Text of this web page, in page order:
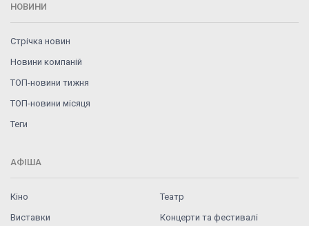
НОВИНИ
Стрічка новин
Новини компаній
ТОП-новини тижня
ТОП-новини місяця
Теги
АФІША
Кіно
Театр
Виставки
Концерти та фестивалі